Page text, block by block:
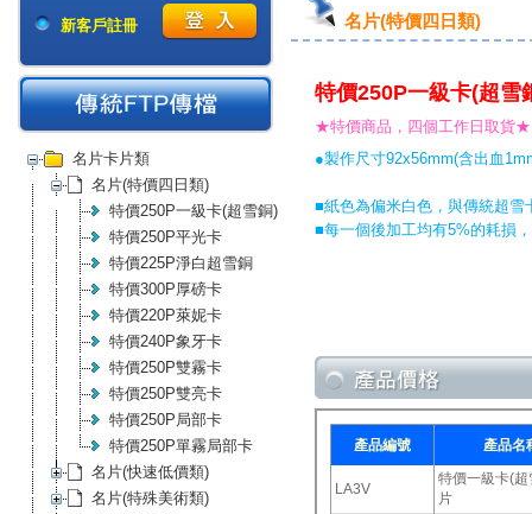
新客戶註冊
名片卡片類
名片(特價四日類)
特價250P一級卡(超雪銅)
特價250P平光卡
特價225P淨白超雪銅
特價300P厚磅卡
特價220P萊妮卡
特價240P象牙卡
特價250P雙霧卡
特價250P雙亮卡
特價250P局部卡
特價250P單霧局部卡
名片(快速低價類)
名片(特殊美術類)
名片(特價四日類)
特價250P一級卡(超雪
★特價商品，四個工作日取貨★
●製作尺寸92x56mm(含出血
■紙色為偏米白色，與傳統超
■每一個後加工均有5%的耗損